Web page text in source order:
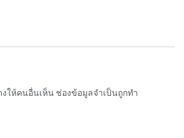
ให้คนอื่นเห็น ช่องข้อมูลจำเป็นถูกทำ